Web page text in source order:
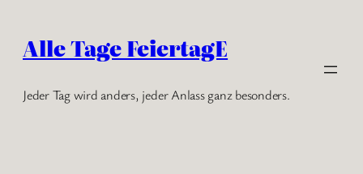
Inhalt
springen
Alle Tage FeiertagE
Jeder Tag wird anders, jeder Anlass ganz besonders.